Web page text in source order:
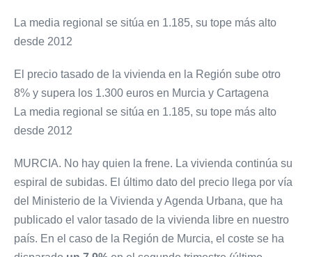
La media regional se sitúa en 1.185, su tope más alto
desde 2012
El precio tasado de la vivienda en la Región sube otro
8% y supera los 1.300 euros en Murcia y Cartagena
La media regional se sitúa en 1.185, su tope más alto
desde 2012
MURCIA. No hay quien la frene. La vivienda continúa su
espiral de subidas. El último dato del precio llega por vía
del Ministerio de la Vivienda y Agenda Urbana, que ha
publicado el valor tasado de la vivienda libre en nuestro
país. En el caso de la Región de Murcia, el coste se ha